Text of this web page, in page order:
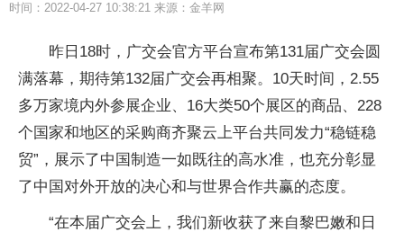
时间：2022-04-27 10:38:21 来源：金羊网
昨日18时，广交会官方平台宣布第131届广交会圆
满落幕，期待第132届广交会再相聚。10天时间，2.55
多万家境内外参展企业、16大类50个展区的商品、228
个国家和地区的采购商齐聚云上平台共同发力“稳链稳
贸”，展示了中国制造一如既往的高水准，也充分彰显
了中国对外开放的决心和与世界合作共赢的态度。
“在本届广交会上，我们新收获了来自黎巴嫩和日